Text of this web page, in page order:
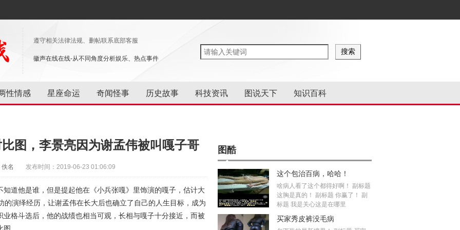
遵守相关法律法规、删帖联系底部客服
徽声在线在线-从不同角度分析娱乐、热点事件
性情感 星座命运 奇闻怪事 历史故事 科技资讯 图说天下 知识百科
图，李景亮因为谢孟伟被叫嘎子哥
名 发布时间：2019-06-23 01:06:09
道他是谁，但是提起他在《小兵张嘎》里饰演的嘎子，估计大
演绎经历，让谢孟伟在长大后也确立了自己的人生目标，成为
格斗选后，他的战绩也相当可观，长相与嘎子十分接近，而被
图酷
这个包治百病，哈哈！
啥病人看了这个都得好啊！ 副标题
这胸是真的！ 副标题 你赢了！ 副
标题 我是关心这是在哪里
买家秀皮裤没毛病